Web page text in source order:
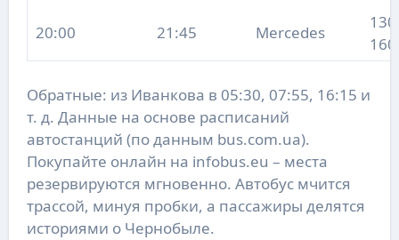
20:00 21:45 Mercedes
160
Обратные: из Иванкова в 05:30, 07:55, 16:15 и
т. д. Данные на основе расписаний
автостанций (по данным bus.com.ua).
Покупайте онлайн на infobus.eu – места
резервируются мгновенно. Автобус мчится
трассой, минуя пробки, а пассажиры делятся
историями о Чернобыле.